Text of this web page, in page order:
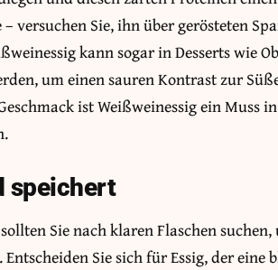
versuchen Sie, ihn über gerösteten
kann sogar in Desserts wie
um einen sauren Kontrast zur
ist Weißweinessig ein Muss
speichert
Sie nach klaren Flaschen
Sie sich für Essig, der eine